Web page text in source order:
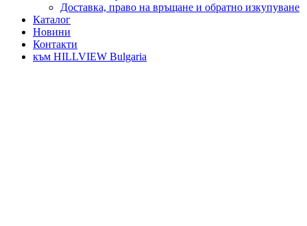
Доставка, право на връщане и обратно изкупуване
Каталог
Новини
Контакти
към HILLVIEW Bulgaria